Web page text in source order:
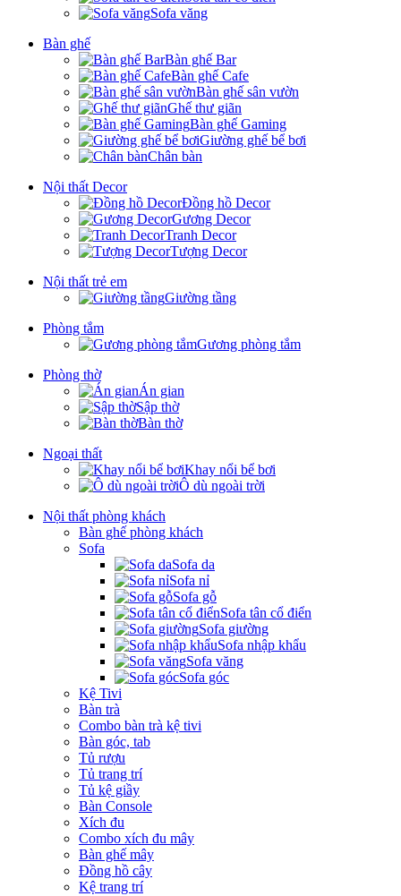
Sofa văng
Bàn ghế
Bàn ghế Bar
Bàn ghế Cafe
Bàn ghế sân vườn
Ghế thư giãn
Bàn ghế Gaming
Giường ghế bể bơi
Chân bàn
Nội thất Decor
Đồng hồ Decor
Gương Decor
Tranh Decor
Tượng Decor
Nội thất trẻ em
Giường tầng
Phòng tắm
Gương phòng tắm
Phòng thờ
Án gian
Sập thờ
Bàn thờ
Ngoại thất
Khay nổi bể bơi
Ô dù ngoài trời
Nội thất phòng khách
Bàn ghế phòng khách
Sofa
Sofa da
Sofa nỉ
Sofa gỗ
Sofa tân cổ điển
Sofa giường
Sofa nhập khẩu
Sofa văng
Sofa góc
Kệ Tivi
Bàn trà
Combo bàn trà kệ tivi
Bàn góc, tab
Tủ rượu
Tủ trang trí
Tủ kệ giầy
Bàn Console
Xích đu
Combo xích đu mây
Bàn ghế mây
Đồng hồ cây
Kệ trang trí